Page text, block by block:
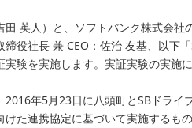
英人）と、ソフトバンク株式会
締役社長 兼 CEO：佐治 友基、以下
験を実施します。実証実験の実施
2016年5月23日に八頭町とSBドラ
けた連携協定に基づいて実施するも